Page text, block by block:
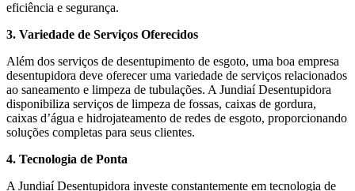
eficiência e segurança.
3. Variedade de Serviços Oferecidos
Além dos serviços de desentupimento de esgoto, uma boa empresa
desentupidora deve oferecer uma variedade de serviços relacionados
ao saneamento e limpeza de tubulações. A Jundiaí Desentupidora
disponibiliza serviços de limpeza de fossas, caixas de gordura,
caixas d’água e hidrojateamento de redes de esgoto, proporcionando
soluções completas para seus clientes.
4. Tecnologia de Ponta
A Jundiaí Desentupidora investe constantemente em tecnologia de